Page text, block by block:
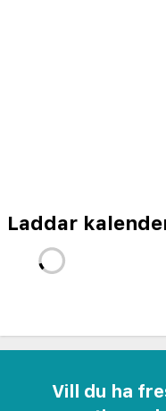
Laddar
Vill du ha